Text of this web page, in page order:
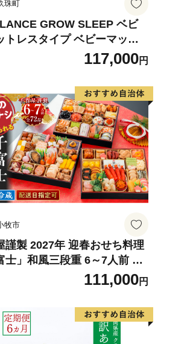
珠町
GROW SLEEP ベビ
トレスタイプ ベビーマット
マット マット 洗える 通気性
い 赤ちゃん 発達 サポート
大分 玖珠町 玖珠
117,000円
牧市
謹製 2027年 迎春おせち料理
士」和風三段重 6～7人前 全
111,000円